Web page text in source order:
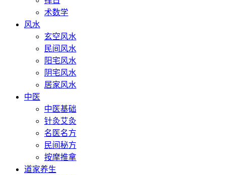
术数学
风水
玄空风水
民间风水
阳宅风水
阴宅风水
居家风水
中医
中医基础
针灸艾灸
名医名方
民间秘方
按摩推拿
道家养生